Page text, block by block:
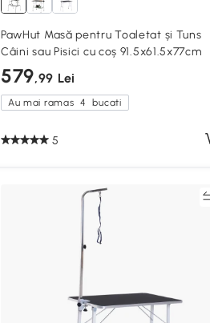
PawHut Masă pentru Toaletat și Tuns
Câini sau Pisici cu coș 91.5x61.5x77cm
579,99 Lei
Au mai ramas 4 bucati
5